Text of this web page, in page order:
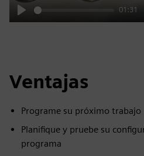
Play
01:31
Ventajas
Programe su próximo trabajo
Planifique y pruebe su
programa